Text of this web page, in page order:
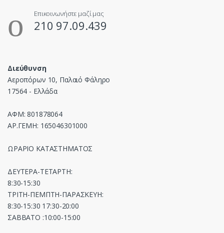
Επικοινωνήστε μαζί μας
210 97.09.439
Διεύθυνση
Αεροπόρων 10, Παλαιό Φάληρο
17564 - Ελλάδα
ΑΦΜ: 801878064
ΑΡ.ΓΕΜΗ: 165046301000
ΩΡΑΡΙΟ ΚΑΤΑΣΤΗΜΑΤΟΣ
ΔΕΥΤΕΡΑ-ΤΕΤΑΡΤΗ:
8:30-15:30
ΤΡΙΤΗ-ΠΕΜΠΤΗ-ΠΑΡΑΣΚΕΥΗ:
8:30-15:30 17:30-20:00
ΣΑΒΒΑΤΟ :10:00-15:00